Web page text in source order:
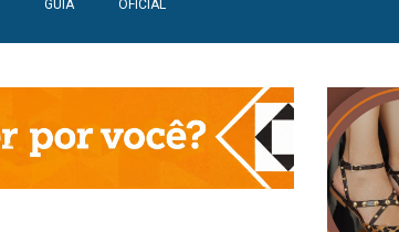
GUIA OFICIAL